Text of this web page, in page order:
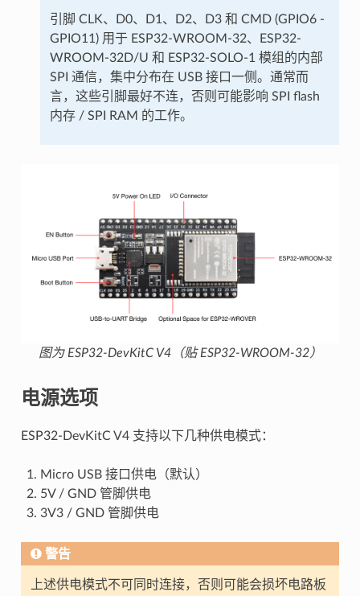
引脚 CLK、D0、D1、D2、D3 和 CMD (GPIO6 -
GPIO11) 用于 ESP32-WROOM-32、ESP32-
WROOM-32D/U 和 ESP32-SOLO-1 模组的内部
SPI 通信，集中分布在 USB 接口一侧。通常而
言，这些引脚最好不连，否则可能影响 SPI flash
内存 / SPI RAM 的工作。
图为 ESP32-DevKitC V4（贴 ESP32-WROOM-32）
电源选项
ESP32-DevKitC V4 支持以下几种供电模式：
Micro USB 接口供电（默认）
5V / GND 管脚供电
3V3 / GND 管脚供电
警告
上述供电模式不可同时连接，否则可能会损坏电路板